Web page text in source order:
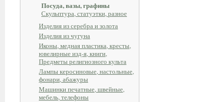
Посуда, вазы, графины
Скульптура, статуэтки, разное
Изделия из серебра и золота
Изделия из чугуна
Иконы, медная пластика, кресты,
ювелирные изд-я, книги,
Предметы религиозного культа
Лампы керосиновые, настольные,
фонари, абажуры
Машинки печатные, швейные,
мебель, телефоны